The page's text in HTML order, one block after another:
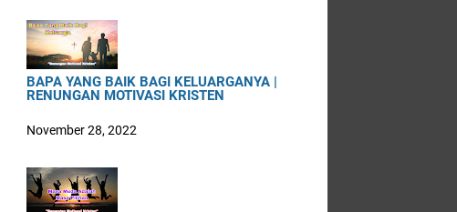
BAPA YANG BAIK BAGI KELUARGANYA |
RENUNGAN MOTIVASI KRISTEN
November 28, 2022